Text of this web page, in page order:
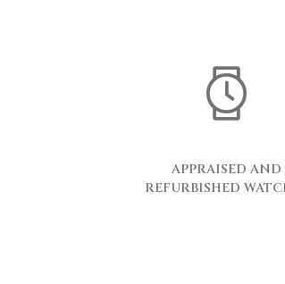
APPRAISED AND
REFURBISHED